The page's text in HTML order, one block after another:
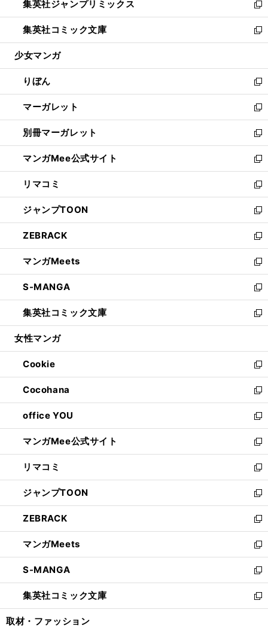
く
で
開
く
ド
ウ
で
開
ィ
ン
ド
ウ
開
く
い
ウ
ィ
ン
ウ
で
開
く
集英社ジャンプリミックス
新
し
い
ウ
ン
ド
ウ
で
開
く
集英社コミック文庫
新
し
ウ
ィ
ン
ド
ウ
で
開
く
少女マンガ
りぼん
新
し
い
ウ
ィ
ン
ド
ウ
で
開
く
マーガレット
新
し
い
ウ
ィ
ン
ド
ウ
で
開
く
別冊マーガレット
新
し
い
ウ
ィ
ン
ド
ウ
で
開
く
マンガMee公式サイト
新
し
い
ウ
ィ
ン
ド
ウ
で
開
く
リマコミ
新
し
い
ウ
ィ
ン
ド
ウ
で
開
く
ジャンプTOON
新
し
い
ウ
ィ
ン
ド
ウ
で
開
ZEBRACK
新
し
い
ウ
ィ
ン
ド
ウ
開
く
マンガMeets
新
し
い
ウ
ィ
ン
ウ
で
開
く
S-MANGA
新
し
い
ウ
ン
ド
ウ
で
開
く
集英社コミック文庫
新
し
ウ
ィ
ン
ド
ウ
で
開
く
女性マンガ
Cookie
新
し
い
ウ
ィ
ン
ド
ウ
で
開
く
Cocohana
新
し
い
ウ
ィ
ン
ド
ウ
で
開
く
office YOU
新
し
い
ウ
ィ
ン
ド
ウ
で
開
く
マンガMee公式サイト
新
し
い
ウ
ィ
ン
ド
ウ
で
開
く
リマコミ
新
し
い
ウ
ィ
ン
ド
ウ
で
開
く
ジャンプTOON
新
し
い
ウ
ィ
ン
ド
ウ
で
開
ZEBRACK
新
し
い
ウ
ィ
ン
ド
ウ
マンガMeets
新
し
い
ウ
ィ
ン
S-MANGA
新
し
い
ウ
集英社コミック文庫
新
し
取材・ファッション